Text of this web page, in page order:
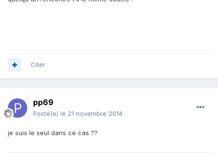
Citer
pp69
Posté(e) le 21 novembre 2014
je suis le seul dans ce cas ??